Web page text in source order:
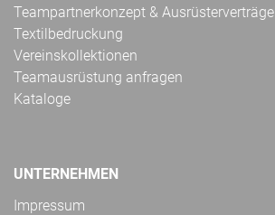
Teampartnerkonzept & Ausrüsterverträge
Textilbedruckung
Vereinskollektionen
Teamausrüstung anfragen
Kataloge
UNTERNEHMEN
Impressum